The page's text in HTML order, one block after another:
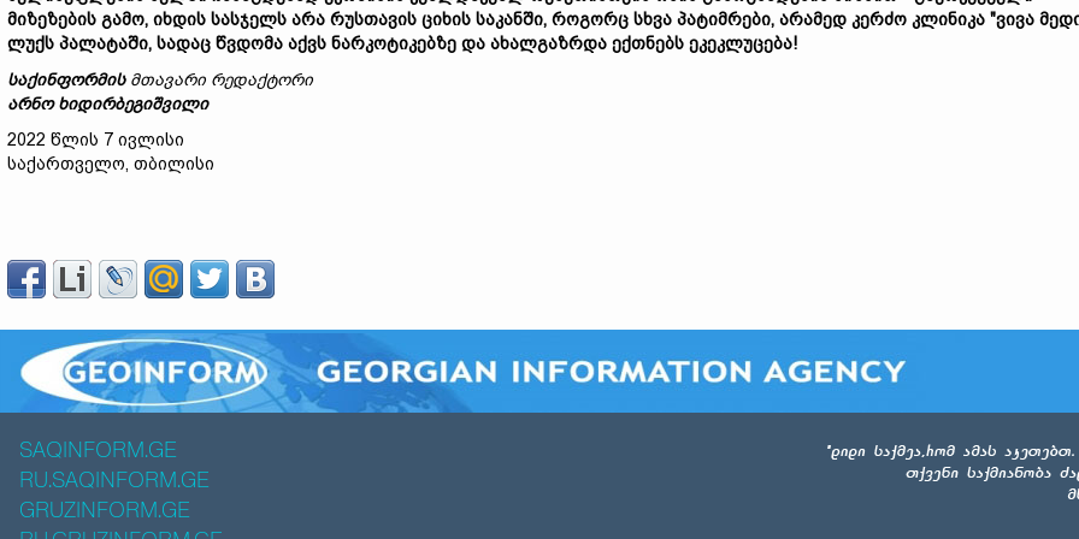
მიზეზების გამო, იხდის სასჯელს არა რუსთავის ციხის საკანში, როგორც სხვა პატიმრები, არამედ კერძო კლინიკა "ვივა
ლუქს პალატაში, სადაც წვდომა აქვს ნარკოტიკებზე და ახალგაზრდა ექთნებს ეკეკლუცება!
საქინფორმის მთავარი რედაქტორი
არნოხიდირბეგიშვილი
2022 წლის 7 ივლისი
საქართველო, თბილისი
SAQINFORM.GE
RU.SAQINFORM.GE
GRUZINFORM.GE